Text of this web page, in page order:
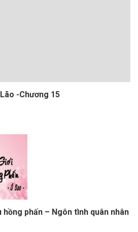
-Chương 15
hồng phấn – Ngôn tình quân nhân